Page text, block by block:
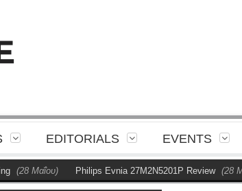
EDITORIALS EVENTS
Philips Evnia 27M2N5201P Review (28 Μαΐου)